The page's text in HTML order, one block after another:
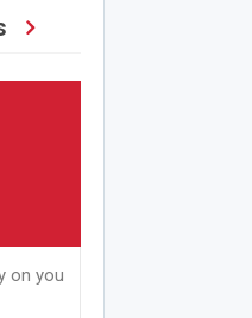
on you